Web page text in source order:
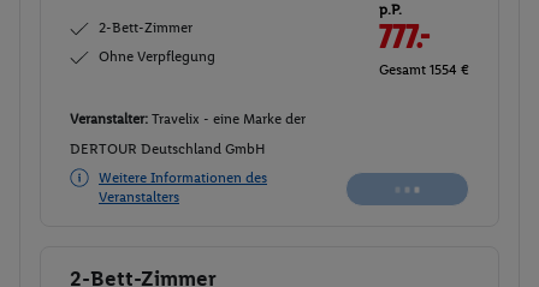
2-Bett-Zimmer
Ohne Verpflegung
p.P.
777.-
Gesamt 1554 €
Veranstalter: Travelix - eine Marke der
DERTOUR Deutschland GmbH
Weitere Informationen des
Veranstalters
Buchen
2-Bett-Zimmer